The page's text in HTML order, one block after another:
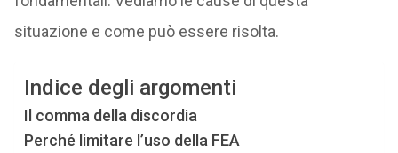
situazione e come può essere risolta.
Indice degli argomenti
Il comma della discordia
Perché limitare l’uso della FEA